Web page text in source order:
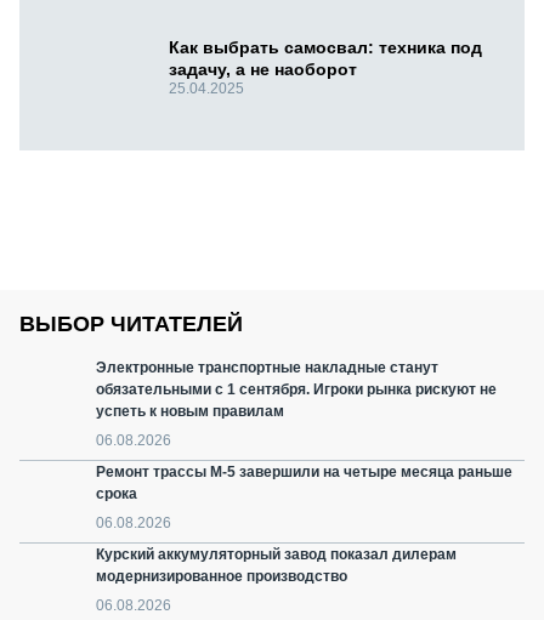
Как выбрать самосвал: техника под
задачу, а не наоборот
25.04.2025
ВЫБОР ЧИТАТЕЛЕЙ
Электронные транспортные накладные станут
обязательными с 1 сентября. Игроки рынка рискуют не
успеть к новым правилам
06.08.2026
Ремонт трассы М-5 завершили на четыре месяца раньше
срока
06.08.2026
Курский аккумуляторный завод показал дилерам
модернизированное производство
06.08.2026